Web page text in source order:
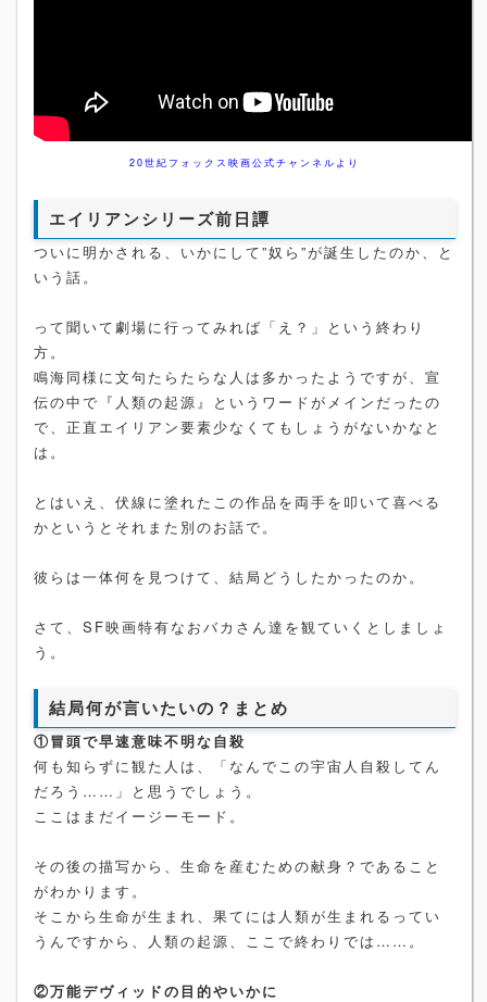
20世紀フォックス映画公式チャンネルより
エイリアンシリーズ前日譚
ついに明かされる、いかにして”奴ら”が誕生したのか、と
いう話。
って聞いて劇場に行ってみれば「え？」という終わり
方。
鳴海同様に文句たらたらな人は多かったようですが、宣
伝の中で『人類の起源』というワードがメインだったの
で、正直エイリアン要素少なくてもしょうがないかなと
は。
とはいえ、伏線に塗れたこの作品を両手を叩いて喜べる
かというとそれまた別のお話で。
彼らは一体何を見つけて、結局どうしたかったのか。
さて、SF映画特有なおバカさん達を観ていくとしましょ
う。
結局何が言いたいの？まとめ
①冒頭で早速意味不明な自殺
何も知らずに観た人は、「なんでこの宇宙人自殺してん
だろう……」と思うでしょう。
ここはまだイージーモード。
その後の描写から、生命を産むための献身？であること
がわかります。
そこから生命が生まれ、果てには人類が生まれるってい
うんですから、人類の起源、ここで終わりでは……。
②万能デヴィッドの目的やいかに